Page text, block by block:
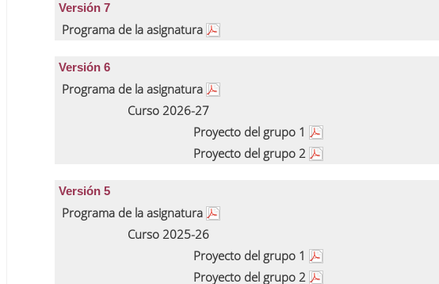
Versión 7
Programa de la asignatura
Versión 6
Programa de la asignatura
Curso 2026-27
Proyecto del grupo 1
Proyecto del grupo 2
Versión 5
Programa de la asignatura
Curso 2025-26
Proyecto del grupo 1
Proyecto del grupo 2